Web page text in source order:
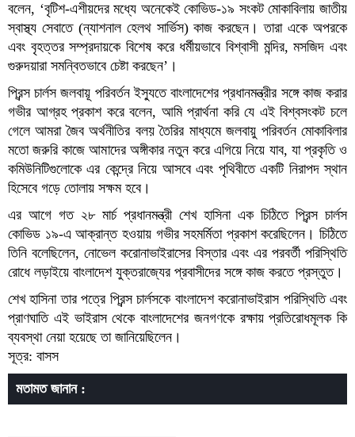
বলেন, ‘বৃটিশ-এশীয়দের মধ্যে অনেকেই কোভিড-১৯ সংকট মোকাবিলায় জাতীয়
স্বাস্থ্য সেবাতে (ন্যাশনাল হেলথ সার্ভিস) কাজ করছেন। তারা একে অপরকে
এবং বৃহত্তর সম্প্রদায়কে বিশেষ করে ধর্মীয়ভাবে বিশ্বাসী মন্দির, মসজিদ এবং
গুরুদয়ারা সমন্বিতভাবে চেষ্টা করছেন’।
প্রিন্স চার্লস জলবায়ূ পরিবর্তন ইস্যুতে বাংলাদেশের প্রধানমন্ত্রীর সঙ্গে কাজ করার
গভীর আগ্রহ প্রকাশ করে বলেন, আমি প্রার্থনা করি যে এই বিশ্বসংকট চলে
গেলে আমরা জৈব অর্থনীতির বলয় তৈরির মাধ্যমে জলবায়ু পরিবর্তন মোকাবিলার
মতো জরুরি কাজে আমাদের অঙ্গীকার নতুন করে এগিয়ে নিয়ে যাব, যা প্রকৃতি ও
কমিউনিটিগুলোকে এর কেন্দ্রে নিয়ে আসবে এবং পৃথিবীতে একটি নিরাপদ স্থান
হিসেবে গড়ে তোলায় সক্ষম হবে।
এর আগে গত ২৮ মার্চ প্রধানমন্ত্রী শেখ হাসিনা এক চিঠিতে প্রিন্স চার্লস
কোভিড ১৯-এ আক্রান্ত হওয়ায় গভীর সহমর্মিতা প্রকাশ করেছিলেন। চিঠিতে
তিনি বলেছিলেন, নোভেল করোনাভাইরাসের বিস্তার এবং এর পরবর্তী পরিস্থিতি
রোধে লড়াইয়ে বাংলাদেশ যুক্তরাজ্যের প্রবাসীদের সঙ্গে কাজ করতে প্রস্তুত।
শেখ হাসিনা তার পত্রে প্রিন্স চার্লসকে বাংলাদেশ করোনাভাইরাস পরিস্থিতি এবং
প্রাণঘাতি এই ভাইরাস থেকে বাংলাদেশের জনগণকে রক্ষায় প্রতিরোধমূলক কি
ব্যবস্থা নেয়া হয়েছে তা জানিয়েছিলেন।
সূত্র: বাসস
মতামত জানান :